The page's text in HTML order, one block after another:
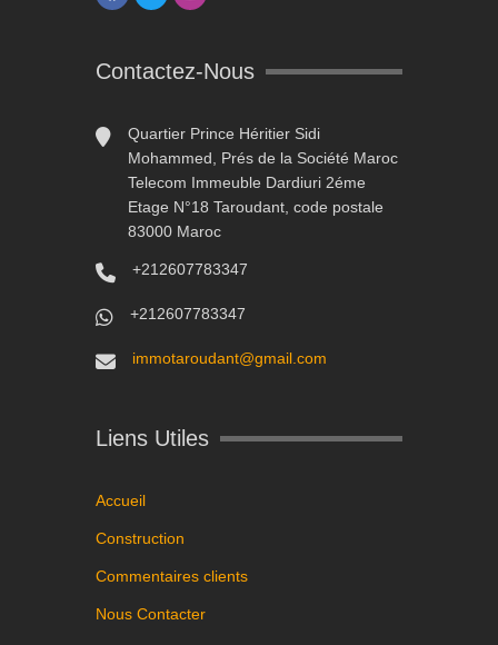
Contactez-Nous
Quartier Prince Héritier Sidi
Mohammed, Prés de la Société Maroc
Telecom Immeuble Dardiuri 2éme
Etage N°18 Taroudant, code postale
83000 Maroc
+212607783347
+212607783347
immotaroudant@gmail.com
Liens Utiles
Accueil
Construction
Commentaires clients
Nous Contacter